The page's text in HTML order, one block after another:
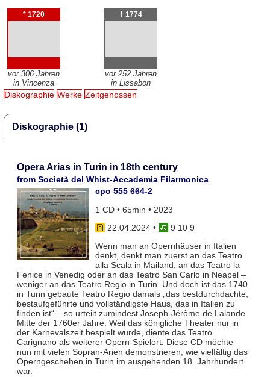
* 1720
vor 306 Jahren
in Vincenza
† 1774
vor 252 Jahren
in Lissabon
Diskographie Werke Zeitgenossen
Diskographie (1)
Opera Arias in Turin in 18th century
from Società del Whist-Accademia Filarmonica
cpo 555 664-2
1 CD • 65min • 2023
22.04.2024•
9 10 9
Wenn man an Opernhäuser in Italien
denkt, denkt man zuerst an das Teatro
alla Scala in Mailand, an das Teatro la
Fenice in Venedig oder an das Teatro San Carlo in Neapel –
weniger an das Teatro Regio in Turin. Und doch ist das 1740
in Turin gebaute Teatro Regio damals „das bestdurchdachte,
bestaufgeführte und vollständigste Haus, das in Italien zu
finden ist“ – so urteilt zumindest Joseph-Jérôme de Lalande
Mitte der 1760er Jahre. Weil das königliche Theater nur in
der Karnevalszeit bespielt wurde, diente das Teatro
Carignano als weiterer Opern-Spielort. Diese CD möchte
nun mit vielen Sopran-Arien demonstrieren, wie vielfältig das
Operngeschehen in Turin im ausgehenden 18. Jahrhundert
war.